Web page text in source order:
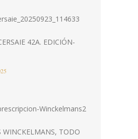
42A. EDICIÓN-
WINCKELMANS, TODO